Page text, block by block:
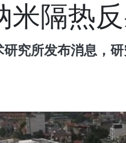
米隔热
究所发布消息，